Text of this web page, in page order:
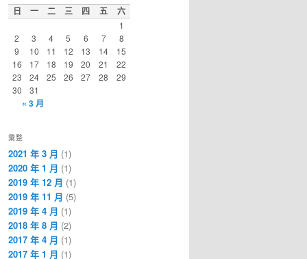
日 一 二 三 四 五 六
1
2
3 4 5 6 7
8
9
10 11 12 13 14
15
16
17 18 19 20 21
22
23
24 25 26 27 28
29
30
31
« 3 月
彙整
2021 年 3 月 (1)
2020 年 1 月 (1)
2019 年 12 月 (1)
2019 年 11 月 (5)
2019 年 4 月 (1)
2018 年 8 月 (2)
2017 年 4 月 (1)
2017 年 1 月 (1)